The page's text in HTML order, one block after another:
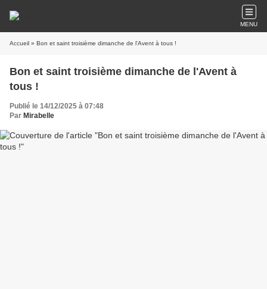
MENU
Accueil » Bon et saint troisième dimanche de l'Avent à tous !
Bon et saint troisième dimanche de l'Avent à
tous !
Publié le 14/12/2025 à 07:48
Par Mirabelle